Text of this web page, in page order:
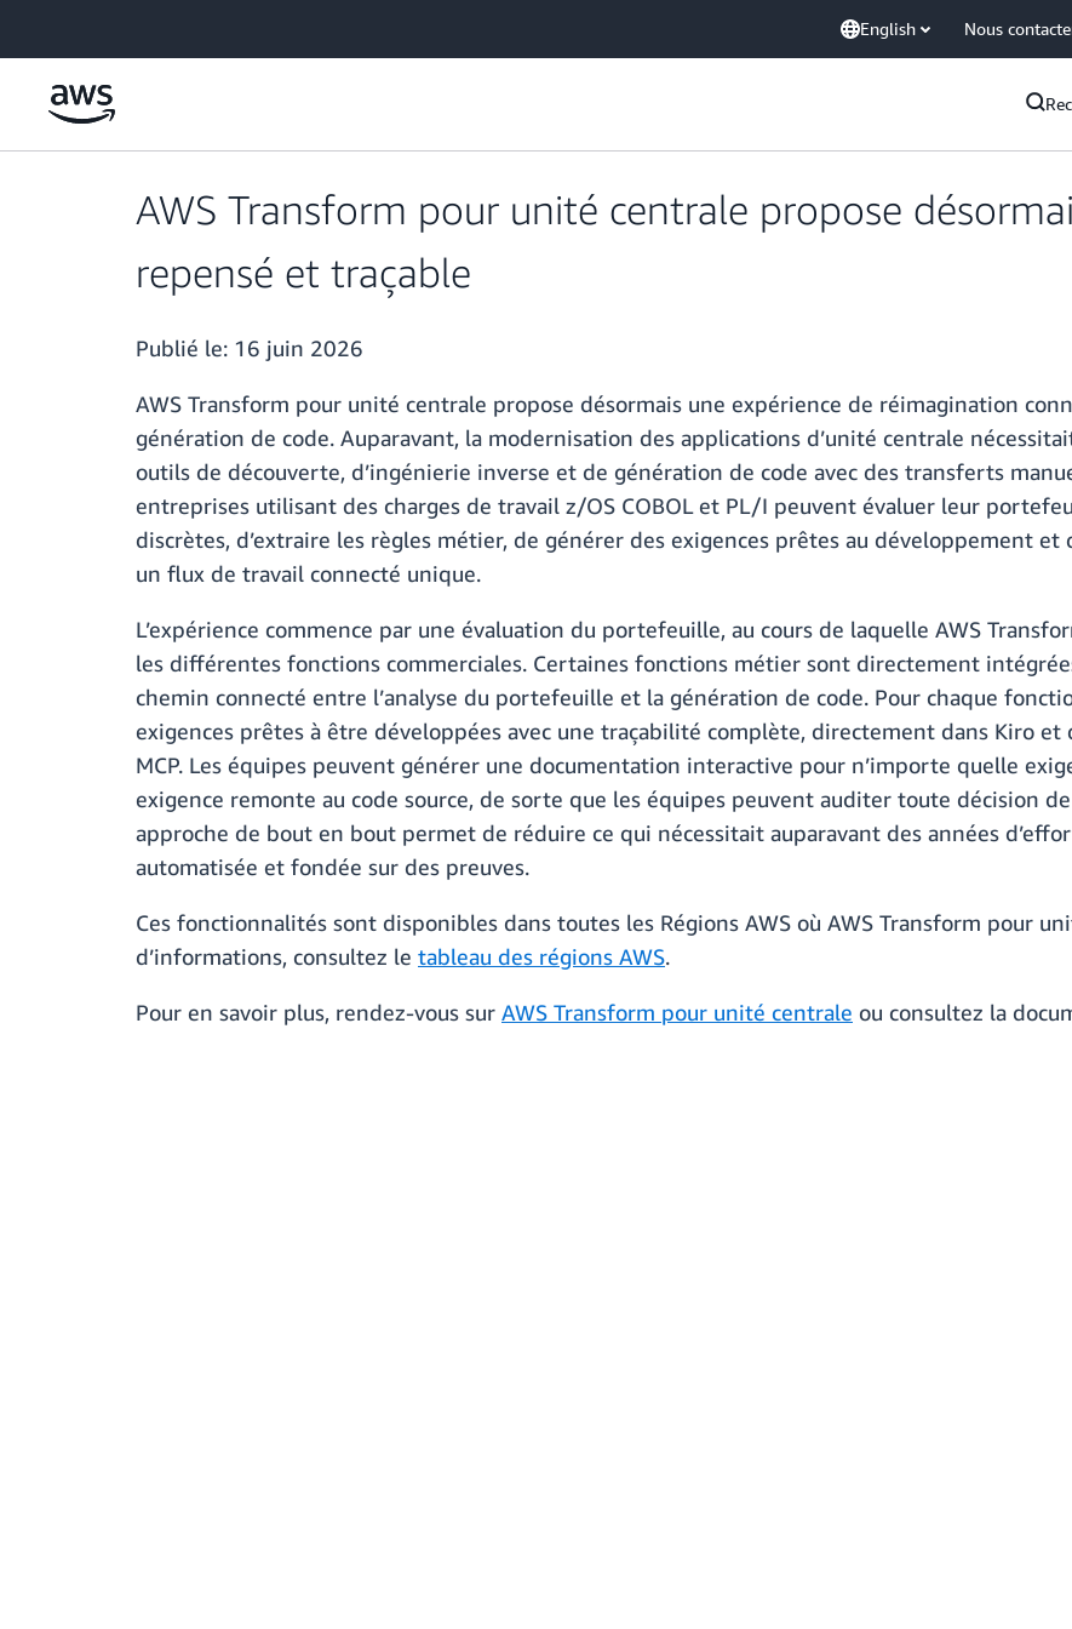
English Nous
AWS Transform pour unité centrale propose
repensé et traçable
Publié le: 16 juin 2026
AWS Transform pour unité centrale propose désormais une expérience de réimagination
génération de code. Auparavant, la modernisation des applications d’unité centrale
outils de découverte, d’ingénierie inverse et de génération de code avec des transferts
entreprises utilisant des charges de travail z/OS COBOL et PL/I peuvent évaluer leur
discrètes, d’extraire les règles métier, de générer des exigences prêtes au développement
un flux de travail connecté unique.
L’expérience commence par une évaluation du portefeuille, au cours de laquelle AWS
les différentes fonctions commerciales. Certaines fonctions métier sont directement
chemin connecté entre l’analyse du portefeuille et la génération de code. Pour chaque
exigences prêtes à être développées avec une traçabilité complète, directement dans Kiro et
MCP. Les équipes peuvent générer une documentation interactive pour n’importe quelle
exigence remonte au code source, de sorte que les équipes peuvent auditer toute décision
approche de bout en bout permet de réduire ce qui nécessitait auparavant des années
automatisée et fondée sur des preuves.
Ces fonctionnalités sont disponibles dans toutes les Régions AWS où AWS Transform pour
d’informations, consultez le tableau des régions AWS.
Pour en savoir plus, rendez-vous sur AWS Transform pour unité centrale ou consultez la